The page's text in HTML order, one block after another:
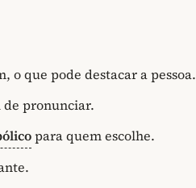
o que pode destacar a pessoa.
de pronunciar.
para quem escolhe.